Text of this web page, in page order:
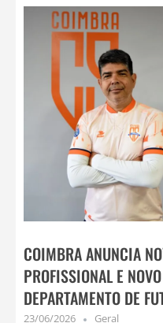
COIMBRA ANUNCIA
PROFISSIONAL E
DEPARTAMENTO DE
23/06/2026 Geral